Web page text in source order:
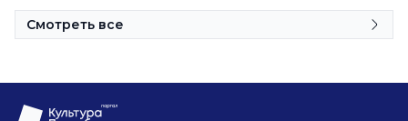
Смотреть все